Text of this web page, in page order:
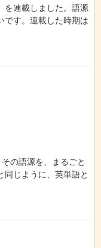
を連載しました。語源
です。連載した時期は
の語源を、まるごと
じように、英単語と